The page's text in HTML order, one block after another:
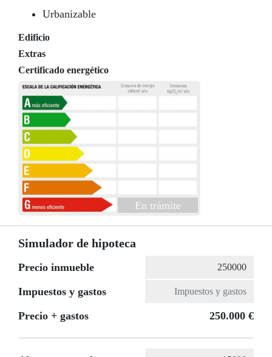
Urbanizable
Edificio
Extras
Certificado energético
En trámite
Simulador de hipoteca
Precio inmueble
Impuestos y gastos
Precio + gastos
250.000 €